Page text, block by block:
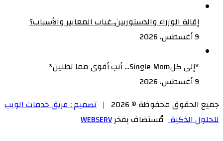
إقالة الوزراء والدستوريين..غياب المعايير والأسباب؟
9 أغسطس، 2026
‏*إلى كلSingle Mom… أنتِ أقوى مما تظنين*
9 أغسطس، 2026
جميع الحقوق محفوظة © 2026 |
تصميم : فريق خدمات الويب
للحلول الذكية| مُستضاف بفخرWEBSERV